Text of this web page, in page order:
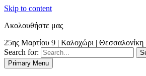
Skip to content
Ακολουθήστε μας
25ης Μαρτίου 9 | Καλοχώρι |
Search for:
Θεσσαλονίκη | Χαλκιδική | Κιλκίς |
Primary Menu